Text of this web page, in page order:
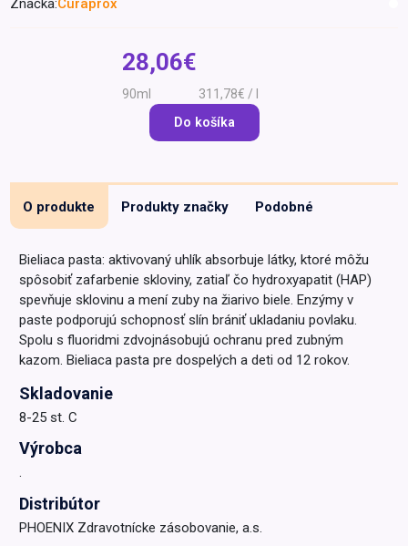
poukazy
Drogéria a kozmetika
Domácnosť a kancelária
Lekáreň
Značka:Curaprox
28,06€
90ml 311,78€ / l
Do košíka
O produkte Produkty značky Podobné
Bieliaca pasta: aktivovaný uhlík absorbuje látky, ktoré môžu
spôsobiť zafarbenie skloviny, zatiaľ čo hydroxyapatit (HAP)
spevňuje sklovinu a mení zuby na žiarivo biele. Enzýmy v
paste podporujú schopnosť slín brániť ukladaniu povlaku.
Spolu s fluoridmi zdvojnásobujú ochranu pred zubným
kazom. Bieliaca pasta pre dospelých a deti od 12 rokov.
Skladovanie
8-25 st. C
Výrobca
.
Distribútor
PHOENIX Zdravotnícke zásobovanie, a.s.